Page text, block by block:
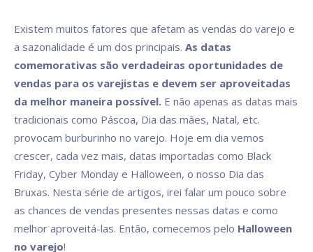
Existem muitos fatores que afetam as vendas do varejo e
a sazonalidade é um dos principais. As datas
comemorativas são verdadeiras oportunidades de
vendas para os varejistas e devem ser aproveitadas
da melhor maneira possível. E não apenas as datas mais
tradicionais como Páscoa, Dia das mães, Natal, etc.
provocam burburinho no varejo. Hoje em dia vemos
crescer, cada vez mais, datas importadas como Black
Friday, Cyber Monday e Halloween, o nosso Dia das
Bruxas. Nesta série de artigos, irei falar um pouco sobre
as chances de vendas presentes nessas datas e como
melhor aproveitá-las. Então, comecemos pelo Halloween
no varejo!